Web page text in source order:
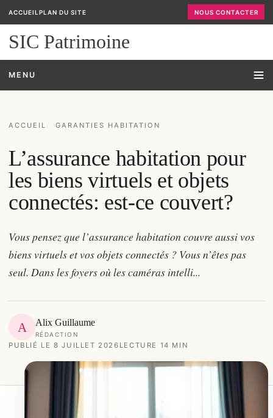
ACCUEIL PLAN DU SITE NOUS CONTACTER
SIC Patrimoine
MENU
ACCUEIL GARANTIES HABITATION
L’assurance habitation pour
les biens virtuels et objets
connectés: est-ce couvert?
Vous pensez que l’assurance habitation couvre aussi vos
biens virtuels et vos objets connectés ? Vous n’êtes pas
seul. Dans les foyers où les caméras intelli...
A Alix Guillaume
RÉDACTION
PUBLIÉ LE 8 JUILLET 2026 LECTURE 14 MIN